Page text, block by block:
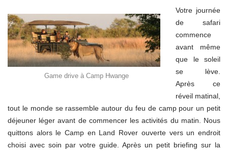
Game drive à Camp Hwange
Votre journée
de safari
commence
avant même
que le soleil
se lève.
Après ce
réveil matinal,
tout le monde se rassemble autour du feu de camp pour un petit
déjeuner léger avant de commencer les activités du matin. Nous
quittons alors le Camp en Land Rover ouverte vers un endroit
choisi avec soin par votre guide. Après un petit briefing sur la